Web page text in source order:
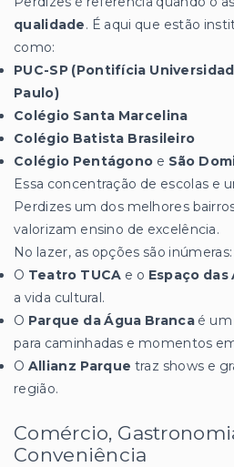
qualidade. É aqui que estão
como:
PUC-SP (Pontifícia
Paulo)
Colégio Santa Marcelina
Colégio Batista Brasileiro
Colégio Pentágono e São
Essa concentração de escolas e
Perdizes um dos melhores
valorizam ensino de excelência.
No lazer, as opções são inúmeras:
O Teatro TUCA e o Espaço
a vida cultural.
O Parque da Água Brancaé um
para caminhadas e momentos
O Allianz Parque traz shows e
região.
Comércio,
Conveniência